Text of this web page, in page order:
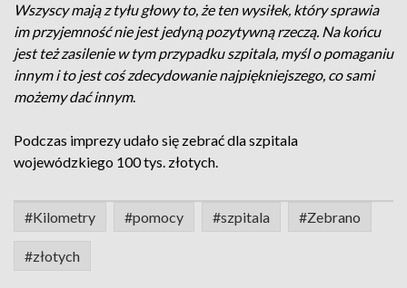
Wszyscy mają z tyłu głowy to, że ten wysiłek, który sprawia
im przyjemność nie jest jedyną pozytywną rzeczą. Na końcu
jest też zasilenie w tym przypadku szpitala, myśl o pomaganiu
innym i to jest coś zdecydowanie najpiękniejszego, co sami
możemy dać innym.
Podczas imprezy udało się zebrać dla szpitala
wojewódzkiego 100 tys. złotych.
#Kilometry #pomocy #szpitala #Zebrano
#złotych